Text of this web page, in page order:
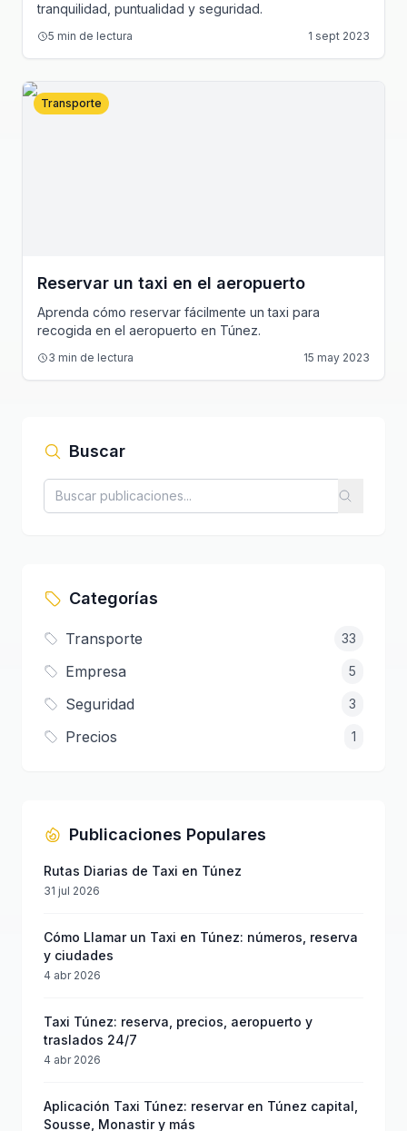
tranquilidad, puntualidad y seguridad.
5 min de lectura 1 sept 2023
Transporte
Reservar un taxi en el aeropuerto
Aprenda cómo reservar fácilmente un taxi para
recogida en el aeropuerto en Túnez.
3 min de lectura 15 may 2023
Buscar
Categorías
Transporte 33
Empresa 5
Seguridad 3
Precios 1
Publicaciones Populares
Rutas Diarias de Taxi en Túnez
31 jul 2026
Cómo Llamar un Taxi en Túnez: números, reserva
y ciudades
4 abr 2026
Taxi Túnez: reserva, precios, aeropuerto y
traslados 24/7
4 abr 2026
Aplicación Taxi Túnez: reservar en Túnez capital,
Sousse, Monastir y más